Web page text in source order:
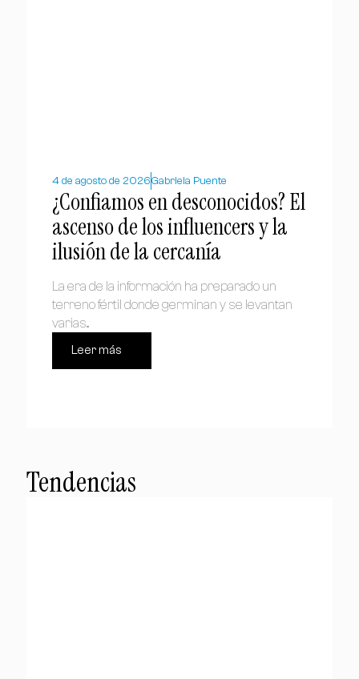
4 de agosto de 2026Gabriela Puente
¿Confiamos en desconocidos? El
ascenso de los influencers y la
ilusión de la cercanía
La era de la información ha preparado un
terreno fértil donde germinan y se levantan
varias...
Leer más
Tendencias